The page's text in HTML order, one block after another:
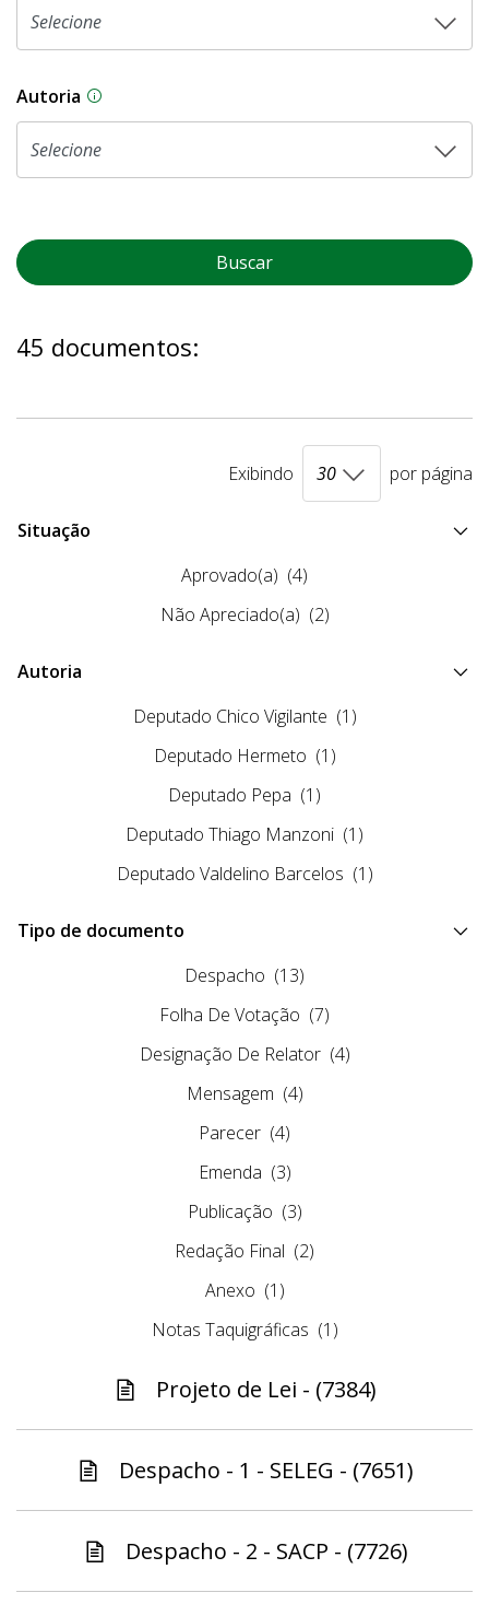
Autoria As proposições legislativas na CLDF podem
Buscar
45 documentos:
Exibindo por página
Situação
Aprovado(a) (4)
Não Apreciado(a) (2)
Autoria
Deputado Chico Vigilante (1)
Deputado Hermeto (1)
Deputado Pepa (1)
Deputado Thiago Manzoni (1)
Deputado Valdelino Barcelos (1)
Tipo de documento
Despacho (13)
Folha De Votação (7)
Designação De Relator (4)
Mensagem (4)
Parecer (4)
Emenda (3)
Publicação (3)
Redação Final (2)
Anexo (1)
Notas Taquigráficas (1)
Projeto de Lei - (7384)
Despacho - 1 - SELEG - (7651)
Despacho - 2 - SACP - (7726)